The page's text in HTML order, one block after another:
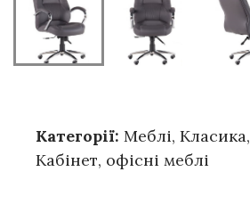
Категорії: Меблі, Класика,
Кабінет, офісні меблі